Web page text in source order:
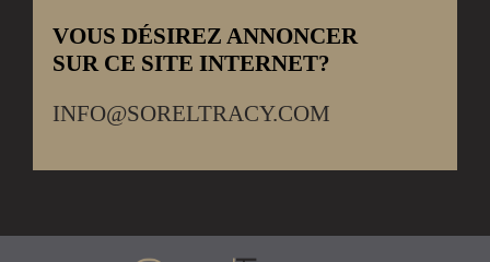
VOUS DÉSIREZ ANNONCER
SUR CE SITE INTERNET?
INFO@SORELTRACY.COM